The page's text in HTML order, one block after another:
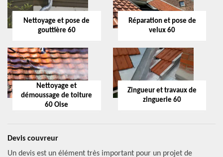
Nettoyage et pose de
gouttière 60
Réparation et pose de
velux 60
Nettoyage et
démoussage de toiture
60 Oise
Zingueur et travaux de
zinguerie 60
Devis couvreur
Un devis est un élément très important pour un projet de